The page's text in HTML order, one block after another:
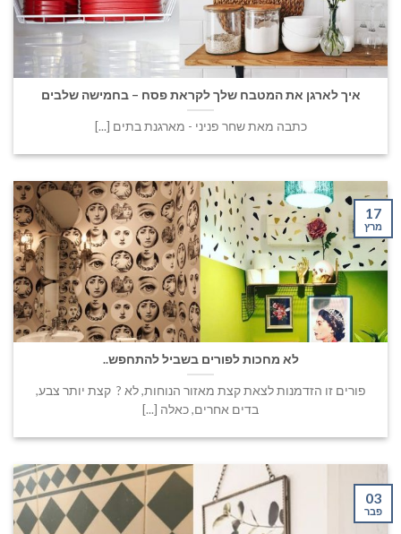
איך לארגן את המטבח שלך לקראת פסח – בחמישה שלבים
כתבה מאת שחר פניני - מארגנת בתים [...]
לא מחכות לפורים בשביל להתחפש..
פורים זו הזדמנות לצאת קצת מאזור הנוחות, לא ? קצת יותר צבע,
בדים אחרים, כאלה [...]
17
מרץ
03
פבר